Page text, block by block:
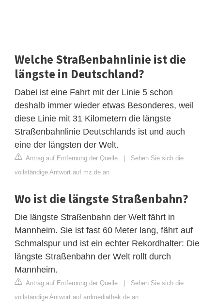
Welche Straßenbahnlinie ist die
längste in Deutschland?
Dabei ist eine Fahrt mit der Linie 5 schon
deshalb immer wieder etwas Besonderes, weil
diese Linie mit 31 Kilometern die längste
Straßenbahnlinie Deutschlands ist und auch
eine der längsten der Welt.
Antrag auf Entfernung der Quelle
Sehen Sie sich die
vollständige Antwort auf mz.de an
Wo ist die längste Straßenbahn?
Die längste Straßenbahn der Welt fährt in
Mannheim. Sie ist fast 60 Meter lang, fährt auf
Schmalspur und ist ein echter Rekordhalter: Die
längste Straßenbahn der Welt rollt durch
Mannheim.
Antrag auf Entfernung der Quelle
Sehen Sie sich die
vollständige Antwort auf ardmediathek.de an